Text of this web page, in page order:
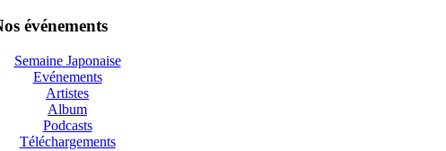
événements
Semaine Japonaise
Evénements
Artistes
Album
Podcasts
Téléchargements